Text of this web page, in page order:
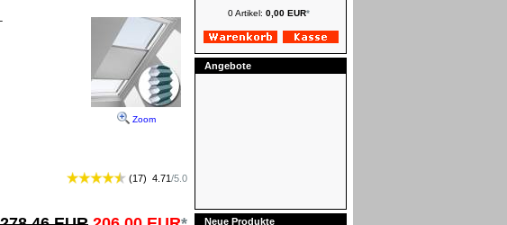
Zoom
(17) 4.71/5.0
0 Artikel: 0,00 EUR*
Angebote
Neue Produkte